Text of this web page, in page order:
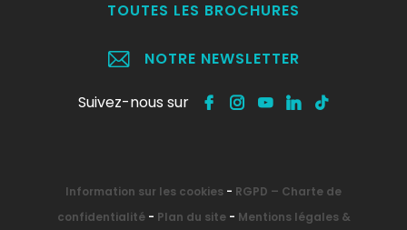
TOUTES LES BROCHURES
NOTRE NEWSLETTER
Suivez-nous sur
Information sur les cookies - RGPD – Charte de
confidentialité- Plan du site- Mentions légales &